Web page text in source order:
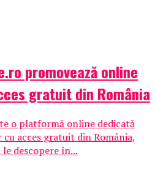
promovează online
gratuit din România
o platformă online dedicată
acces gratuit din România,
descopere în...